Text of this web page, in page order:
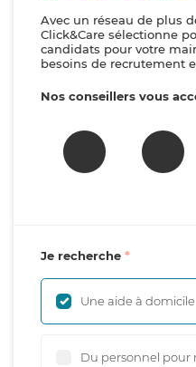
Avec un réseau de plus
Click&Care sélectionne
candidats pour votre
besoins de recrutement
Nos conseillers vous
Je recherche
Une aide à domicile
Du personnel pour